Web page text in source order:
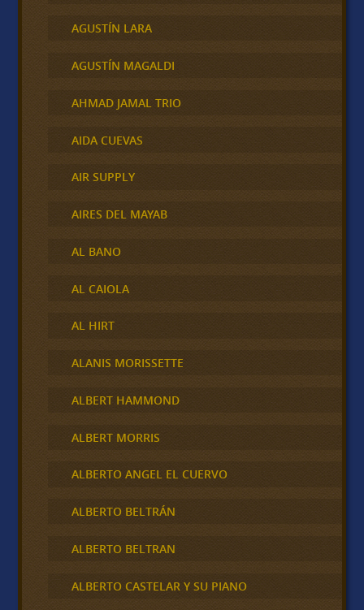
AGUSTÍN LARA
AGUSTÍN MAGALDI
AHMAD JAMAL TRIO
AIDA CUEVAS
AIR SUPPLY
AIRES DEL MAYAB
AL BANO
AL CAIOLA
AL HIRT
ALANIS MORISSETTE
ALBERT HAMMOND
ALBERT MORRIS
ALBERTO ANGEL EL CUERVO
ALBERTO BELTRÁN
ALBERTO BELTRAN
ALBERTO CASTELAR Y SU PIANO